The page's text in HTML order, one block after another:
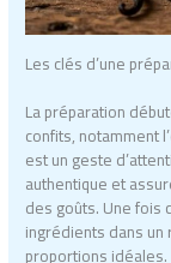
Les clés d’une
La préparation
confits, notamment
est un geste
authentique et
des goûts. Une fois
ingrédients dans
proportions idéales.